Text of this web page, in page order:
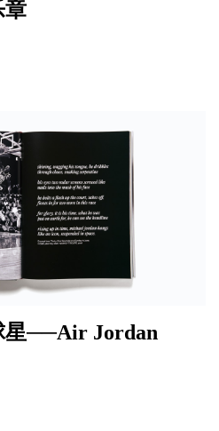
章
星──Air Jordan